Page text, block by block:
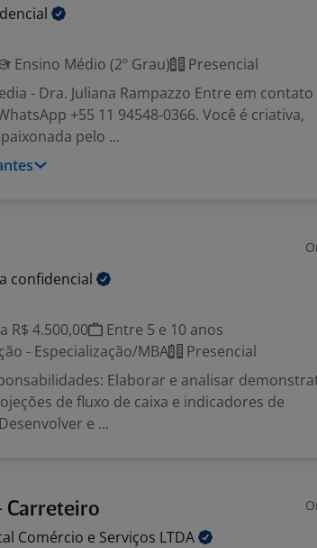
Ensino Médio (2º Grau)
Presencial
- Dra. Juliana Rampazzo Entre em contato
+55 11 94548-0366. Você é criativa,
pelo ...
confidencial
R$ 4.500,00
Entre 5 e 10 anos
- Especialização/MBA
Presencial
Elaborar e analisar
de fluxo de caixa e indicadores de
e ...
Carreteiro
Comércio e Serviços LTDA